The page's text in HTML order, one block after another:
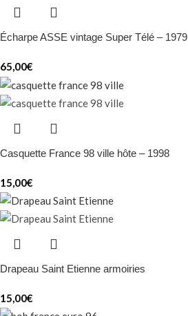
Écharpe ASSE vintage Super Télé – 1979
65,00€
Casquette France 98 ville hôte – 1998
15,00€
Drapeau Saint Etienne armoiries
15,00€